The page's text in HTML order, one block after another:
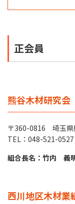
正会員
熊谷木材研究会
〒360-0816 埼玉県
TEL：048-521-
組合長名：竹内 義
西川地区木材業